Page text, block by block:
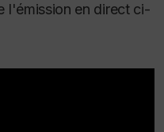
l'émission en direct ci-